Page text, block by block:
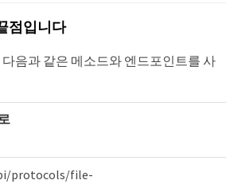
점입니다
다음과 같은 메소드와 엔드포인트를 사
protocols/file-